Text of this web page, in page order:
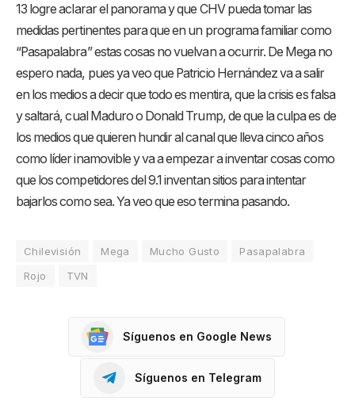
13 logre aclarar el panorama y que CHV pueda tomar las
medidas pertinentes para que en un programa familiar como
“Pasapalabra” estas cosas no vuelvan a ocurrir. De Mega no
espero nada, pues ya veo que Patricio Hernández va a salir
en los medios a decir que todo es mentira, que la crisis es falsa
y saltará, cual Maduro o Donald Trump, de que la culpa es de
los medios que quieren hundir al canal que lleva cinco años
como líder inamovible y va a empezar a inventar cosas como
que los competidores del 9.1 inventan sitios para intentar
bajarlos como sea. Ya veo que eso termina pasando.
Chilevisión Mega Mucho Gusto
Pasapalabra
Rojo
TVN
Síguenos en Google News
Síguenos en Telegram